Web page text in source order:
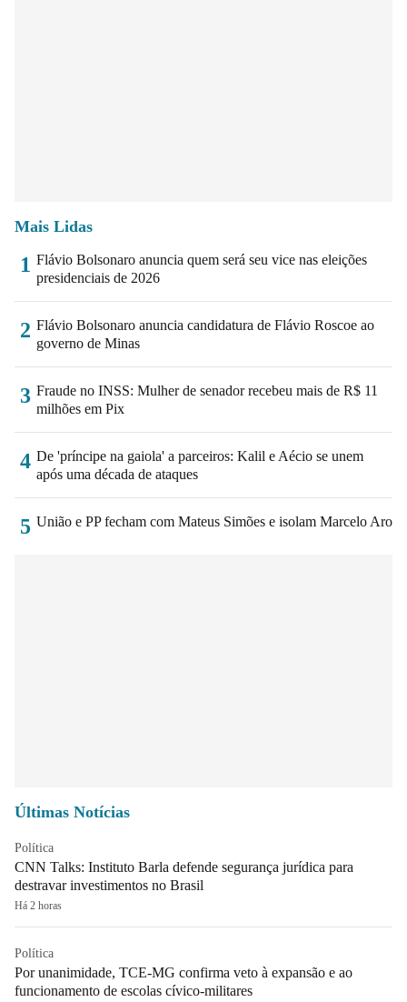
Mais Lidas
1 Flávio Bolsonaro anuncia quem será seu vice nas eleições
presidenciais de 2026
2 Flávio Bolsonaro anuncia candidatura de Flávio Roscoe ao
governo de Minas
3 Fraude no INSS: Mulher de senador recebeu mais de R$ 11
milhões em Pix
4 De 'príncipe na gaiola' a parceiros: Kalil e Aécio se unem
após uma década de ataques
5 União e PP fecham com Mateus Simões e isolam Marcelo Aro
Últimas Notícias
Política
CNN Talks: Instituto Barla defende segurança jurídica para
destravar investimentos no Brasil
Há 2 horas
Política
Por unanimidade, TCE-MG confirma veto à expansão e ao
funcionamento de escolas cívico-militares